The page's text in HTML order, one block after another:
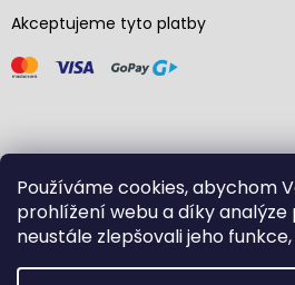
Používáme cookies, abychom
prohlížení webu a díky analýze
neustále zlepšovali jeho
Akceptujeme tyto platby
Vytvořil Shoptet(Graphic
code by
Copyright 2026Carton Cajon.